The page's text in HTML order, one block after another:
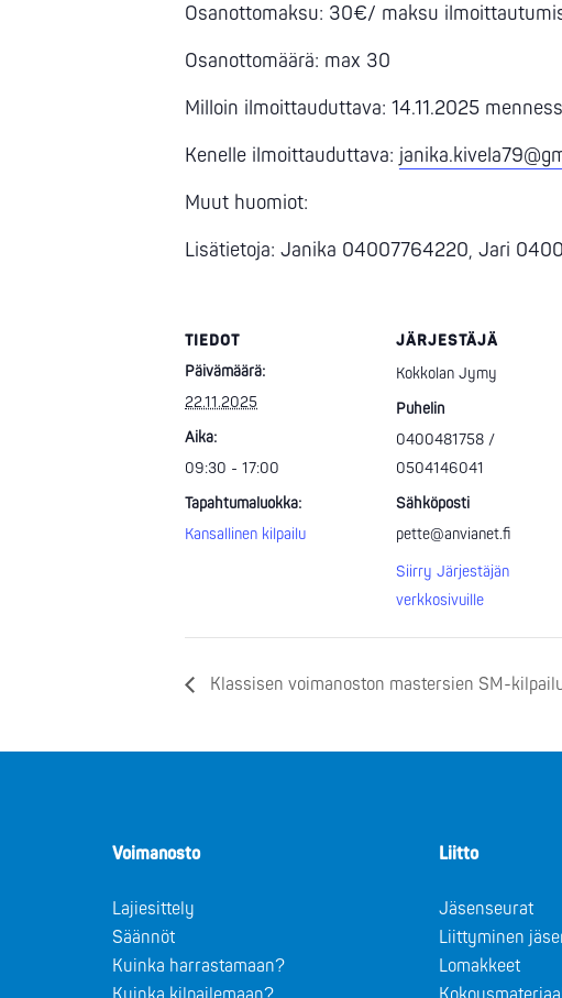
Osanottomaksu: 30€/ maksu
Osanottomäärä: max 30
Milloin ilmoittauduttava: 14.11.2025
Kenelle ilmoittauduttava:
Muut huomiot:
Lisätietoja: Janika 04007764220, Jari
TIEDOT
Päivämäärä:
22.11.2025
Aika:
09:30 - 17:00
Tapahtumaluokka:
Kansallinen kilpailu
JÄRJESTÄJÄ
Kokkolan Jymy
Puhelin
0400481758 /
0504146041
Sähköposti
pette@anvianet.fi
Siirry Järjestäjän
verkkosivuille
Klassisen voimanoston mastersien SM-
Voimanosto
Lajiesittely
Säännöt
Kuinka harrastamaan?
Liitto
Jäsenseurat
Liittyminen
Lomakkeet